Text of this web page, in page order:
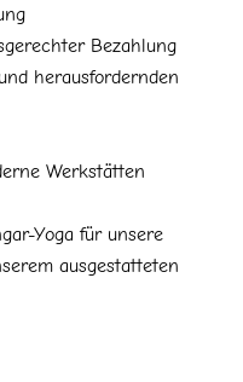
Bezahlung
herausfordernden
Werkstätten
Yoga für unsere
ausgestatteten